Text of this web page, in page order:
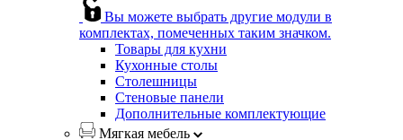
Вы можете выбрать другие модули в
комплектах, помеченных таким значком.
Товары для кухни
Кухонные столы
Столешницы
Стеновые панели
Дополнительные комплектующие
Мягкая мебель